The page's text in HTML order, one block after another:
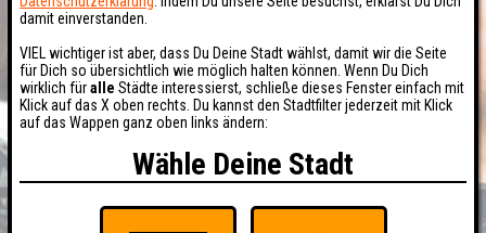
damit einverstanden.
VIEL wichtiger ist aber, dass Du Deine Stadt wählst, damit wir die Seite
für Dich so übersichtlich wie möglich halten können. Wenn Du Dich
wirklich füralle Städte interessierst, schließe dieses Fenster einfach mit
Klick auf das X oben rechts. Du kannst den Stadtfilter jederzeit mit Klick
auf das Wappen ganz oben links ändern:
Wähle Deine Stadt